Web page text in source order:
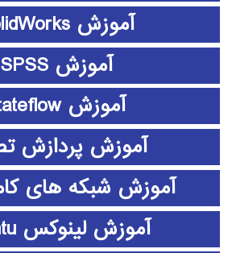
آموزش SolidWorks
آموزش SPSS
آموزش stateflow
آموزش پردازش
آموزش شبکه های
آموزش لینوکس ubuntu